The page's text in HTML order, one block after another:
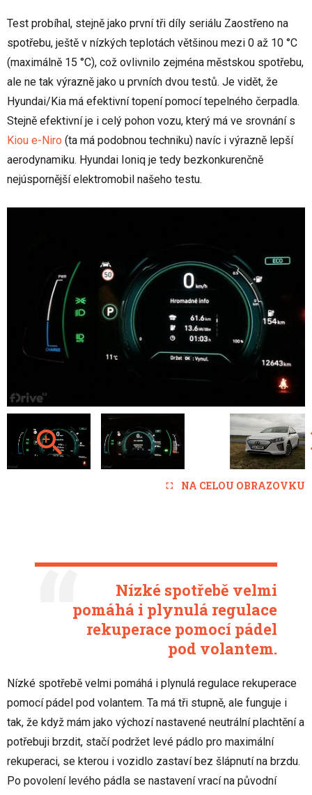
Test probíhal, stejně jako první tři díly seriálu Zaostřeno na
spotřebu, ještě v nízkých teplotách většinou mezi 0 až 10 °C
(maximálně 15 °C), což ovlivnilo zejména městskou spotřebu,
ale ne tak výrazně jako u prvních dvou testů. Je vidět, že
Hyundai/Kia má efektivní topení pomocí tepelného čerpadla.
Stejně efektivní je i celý pohon vozu, který má ve srovnání s
Kiou e-Niro (ta má podobnou techniku) navíc i výrazně lepší
aerodynamiku. Hyundai Ioniq je tedy bezkonkurenčně
nejúspornější elektromobil našeho testu.
NA CELOU OBRAZOVKU
Nízké spotřebě velmi
pomáhá i plynulá regulace
rekuperace pomocí pádel
pod volantem.
Nízké spotřebě velmi pomáhá i plynulá regulace rekuperace
pomocí pádel pod volantem. Ta má tři stupně, ale funguje i
tak, že když mám jako výchozí nastavené neutrální plachtění a
potřebuji brzdit, stačí podržet levé pádlo pro maximální
rekuperaci, se kterou i vozidlo zastaví bez šlápnutí na brzdu.
Po povolení levého pádla se nastavení vrací na původní